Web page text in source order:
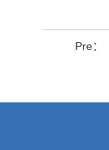
Pre：